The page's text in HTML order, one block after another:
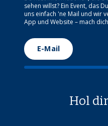
Hol
sehen willst? Ein Event, das
uns einfach 'ne Mail und wir
App und Website – mach
E-Mail